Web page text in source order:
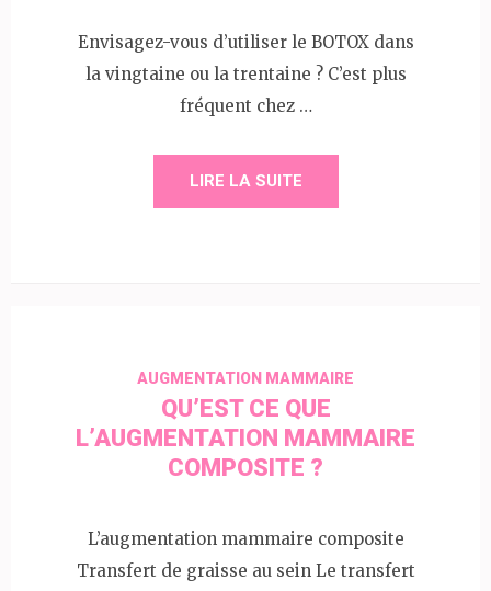
Envisagez-vous d’utiliser le BOTOX dans
la vingtaine ou la trentaine ? C’est plus
fréquent chez …
LIRE LA SUITE
AUGMENTATION MAMMAIRE
QU’EST CE QUE
L’AUGMENTATION MAMMAIRE
COMPOSITE ?
L’augmentation mammaire composite
Transfert de graisse au sein Le transfert